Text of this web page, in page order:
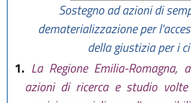
Sostegno ad azioni di
dematerializzazione per
della giustizia per i
1. La Regione Emilia-
azioni di ricerca e studio volte